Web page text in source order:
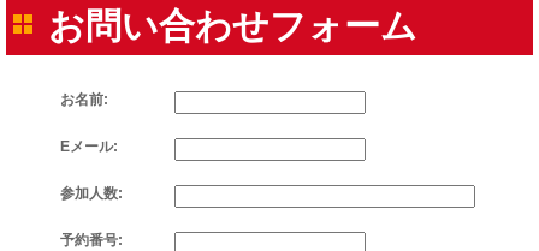
お問い合わせフォーム
お名前:
Eメール:
参加人数:
予約番号: